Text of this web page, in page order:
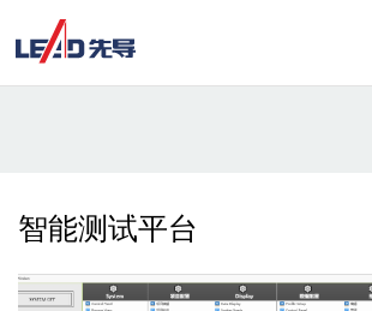
智能测试平台